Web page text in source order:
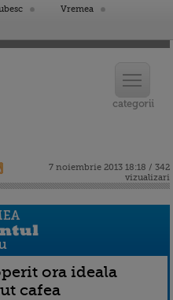
Vremea
7 noiembrie 2013 18:18 / 342
vizualizari
ora ideala
cafea